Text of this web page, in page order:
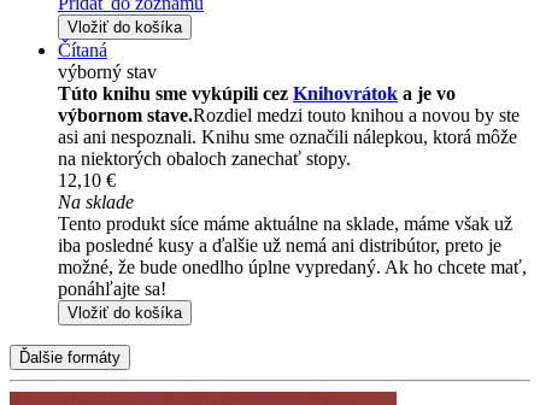
Vložiť do košíka
Čítaná
výborný stav
Túto knihu sme vykúpili cez Knihovrátok a je vo
výbornom stave.Rozdiel medzi touto knihou a novou by ste
asi ani nespoznali. Knihu sme označili nálepkou, ktorá môže
na niektorých obaloch zanechať stopy.
12,10 €
Na sklade
Tento produkt síce máme aktuálne na sklade, máme však už
iba posledné kusy a ďalšie už nemá ani distribútor, preto je
možné, že bude onedlho úplne vypredaný. Ak ho chcete mať,
ponáhľajte sa!
Vložiť do košíka
Ďalšie formáty